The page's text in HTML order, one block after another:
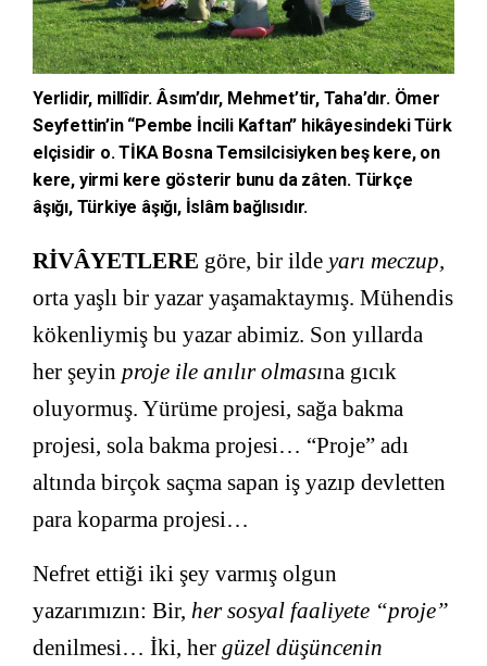
Yerlidir, millîdir. Âsım’dır, Mehmet’tir, Taha’dır. Ömer
Seyfettin’in “Pembe İncili Kaftan” hikâyesindeki Türk
elçisidir o. TİKA Bosna Temsilcisiyken beş kere, on
kere, yirmi kere gösterir bunu da zâten. Türkçe
âşığı, Türkiye âşığı, İslâm bağlısıdır.
RİVÂYETLERE göre, bir ilde yarı meczup,
orta yaşlı bir yazar yaşamaktaymış. Mühendis
kökenliymiş bu yazar abimiz. Son yıllarda
her şeyin proje ile anılır olmasına gıcık
oluyormuş. Yürüme projesi, sağa bakma
projesi, sola bakma projesi… “Proje” adı
altında birçok saçma sapan iş yazıp devletten
para koparma projesi…
Nefret ettiği iki şey varmış olgun
yazarımızın: Bir, her sosyal faaliyete “proje”
denilmesi… İki, her güzel düşüncenin